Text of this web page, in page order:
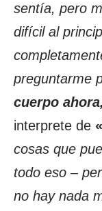
sentía, pero
difícil al
preguntarme
cuerpo
interprete de
cosas que
todo eso –
no hay nada